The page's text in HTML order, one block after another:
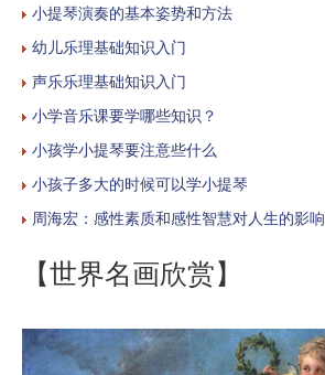
小提琴演奏的基本姿势和方法
幼儿乐理基础知识入门
声乐乐理基础知识入门
小学音乐课要学哪些知识？
小孩学小提琴要注意些什么
小孩子多大的时候可以学小提琴
周海宏：感性素质和感性智慧对人生的影
【世界名画欣赏】